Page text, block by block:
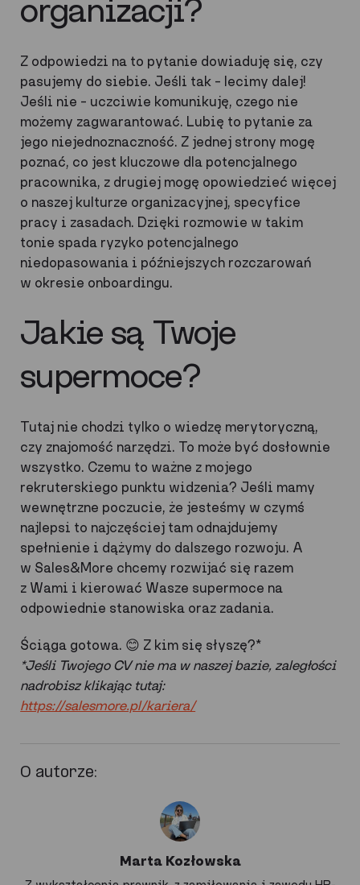
organizacji?
Z odpowiedzi na to pytanie dowiaduję się, czy
pasujemy do siebie. Jeśli tak – lecimy dalej!
Jeśli nie – uczciwie komunikuję, czego nie
możemy zagwarantować. Lubię to pytanie za
jego niejednoznaczność. Z jednej strony mogę
poznać, co jest kluczowe dla potencjalnego
pracownika, z drugiej mogę opowiedzieć więcej
o naszej kulturze organizacyjnej, specyfice
pracy i zasadach. Dzięki rozmowie w takim
tonie spada ryzyko potencjalnego
niedopasowania i późniejszych rozczarowań
w okresie onboardingu.
Jakie są Twoje
supermoce?
Tutaj nie chodzi tylko o wiedzę merytoryczną,
czy znajomość narzędzi. To może być dosłownie
wszystko. Czemu to ważne z mojego
rekruterskiego punktu widzenia? Jeśli mamy
wewnętrzne poczucie, że jesteśmy w czymś
najlepsi to najczęściej tam odnajdujemy
spełnienie i dążymy do dalszego rozwoju. A
w Sales&More chcemy rozwijać się razem
z Wami i kierować Wasze supermoce na
odpowiednie stanowiska oraz zadania.
Ściąga gotowa. 😊 Z kim się słyszę?*
*Jeśli Twojego CV nie ma w naszej bazie, zaległości
nadrobisz klikając tutaj:
https://salesmore.pl/kariera/
O autorze:
Marta Kozłowska